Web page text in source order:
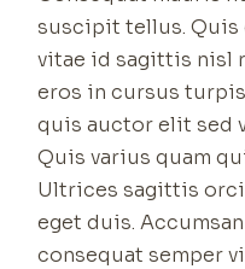
suscipit tellus. Quis
vitae id sagittis nisl
eros in cursus
quis auctor elit sed
Quis varius quam
Ultrices sagittis
eget duis.
consequat semper